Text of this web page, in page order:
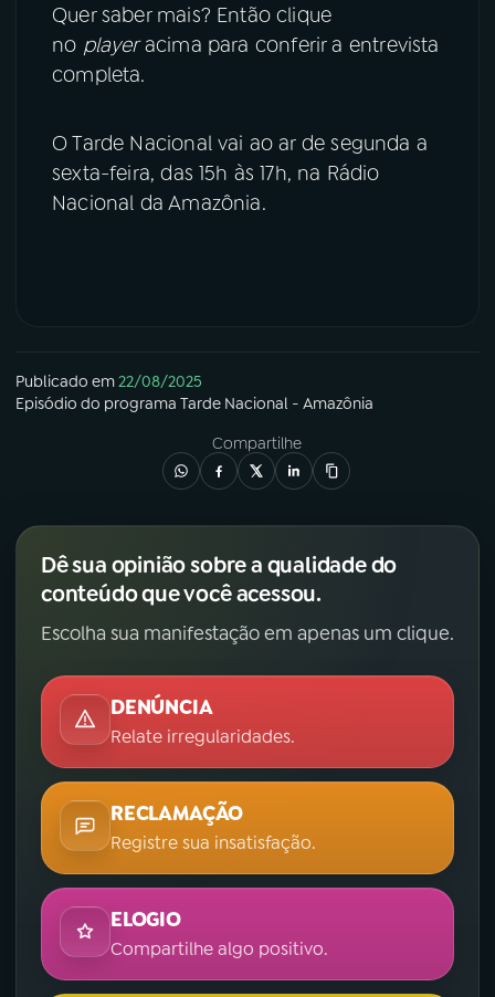
Quer saber mais? Então clique
no playeracima para conferir a entrevista
completa.
O Tarde Nacional vai ao ar de segunda a
sexta-feira, das 15h às 17h, na Rádio
Nacional da Amazônia.
Publicado em22/08/2025
Episódio do programa Tarde Nacional - Amazônia
Compartilhe
Dê sua opinião sobre a qualidade do
conteúdo que você acessou.
Escolha sua manifestação em apenas um clique.
DENÚNCIA
Relate irregularidades.
RECLAMAÇÃO
Registre sua insatisfação.
ELOGIO
Compartilhe algo positivo.